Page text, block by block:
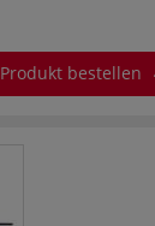
Produkt bestellen